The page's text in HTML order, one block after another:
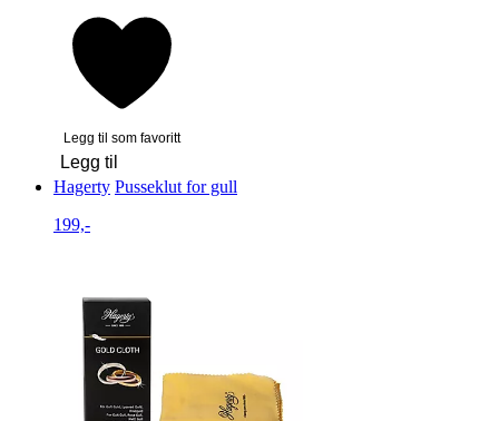
Legg til som favoritt
Legg til
Hagerty Pusseklut for gull
199,-